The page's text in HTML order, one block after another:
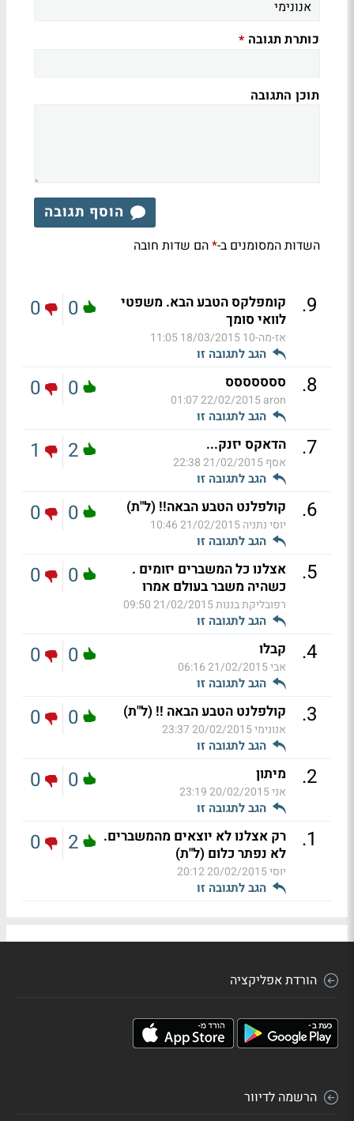
כותרת תגובה *
תוכן התגובה
הוסף תגובה
השדות המסומנים ב-*הם שדות חובה
9
.
קומפלקס הטבע הבא. משפטי
לוואי סומך
אז-מה-10 18/03/2015 11:05
הגב לתגובה זו
0
0
8
. ססססססס
aron
22/02/2015 01:07
הגב לתגובה זו
0
0
7
. הדאקס יזנק...
אסף21/02/2015 22:38
הגב לתגובה זו
2
1
6
. קולפלנט הטבע הבאה!! (ל"ת)
יוסי נתניה21/02/2015 10:46
הגב לתגובה זו
0
0
5
.
אצלנו כל המשברים יזומים .
כשהיה משבר בעולם אמרו
רפובליקת בננות21/02/2015 09:50
הגב לתגובה זו
0
0
4
. קבלו
אבי21/02/2015 06:16
הגב לתגובה זו
0
0
3
. קולפלנט הטבע הבאה !! (ל"ת)
אנונימי20/02/2015 23:37
הגב לתגובה זו
0
0
2
. מיתון
אני20/02/2015 23:19
הגב לתגובה זו
0
0
1
.
רק אצלנו לא יוצאים מהמשברים.
לא נפתר כלום (ל"ת)
יוסי20/02/2015 20:12
הגב לתגובה זו
2
0
הורדת אפליקציה
הרשמה לדיוור